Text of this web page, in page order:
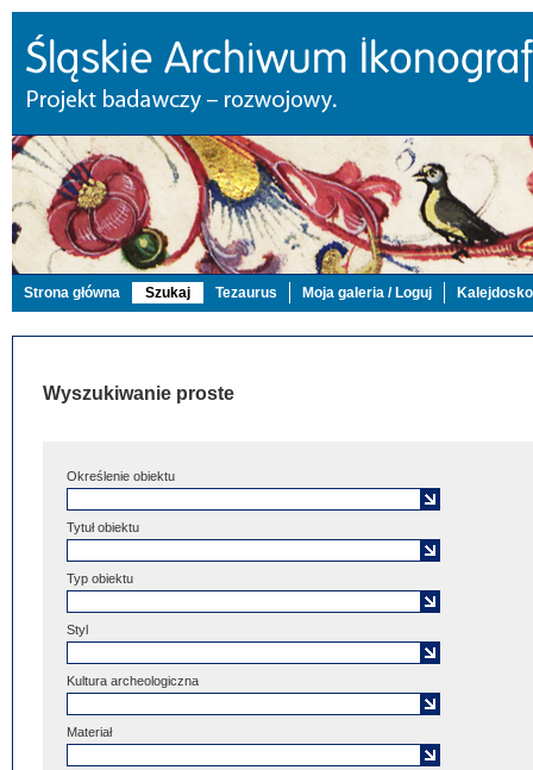
Strona główna Szukaj Tezaurus Moja galeria / Loguj
Wyszukiwanie proste
Określenie obiektu
Tytuł obiektu
Typ obiektu
Styl
Kultura archeologiczna
Materiał